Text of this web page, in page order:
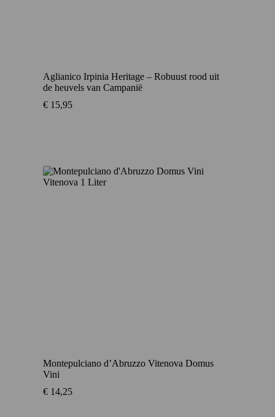
Aglianico Irpinia Heritage – Robuust rood uit
de heuvels van Campanië
€ 15,95
Montepulciano d’Abruzzo Vitenova Domus
Vini
€ 14,25